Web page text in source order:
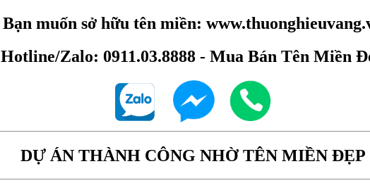
Bạn muốn sở hữu tên miền:
Hotline/Zalo: 0911.03.8888 - Mua Bán Tên Miền
DỰ ÁN THÀNH CÔNG NHỜ TÊN MIỀN ĐẸP